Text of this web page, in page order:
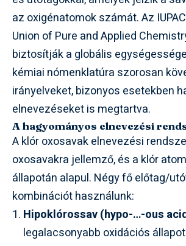
az oxigénatomok számát. Az
Union of Pure and Applied
biztosítják a globális
kémiai nómenklatúra szorosan
irányelveket, bizonyos esetekben
elnevezéseket is megtartva.
A hagyományos elnevezési
A klór oxosavak elnevezési
oxosavakra jellemző, és a klór
állapotán alapul. Négy fő előtag/
kombinációt használunk:
Hipoklórossav (hypo-…-ous
legalacsonyabb oxidációs